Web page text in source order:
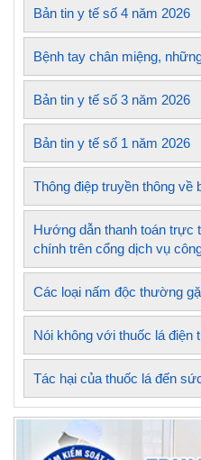
Bản tin y tế số 4 năm 2026
Bệnh tay chân miệng,
Bản tin y tế số 3 năm 2026
Bản tin y tế số 1 năm 2026
Thông điệp truyền thông về
Hướng dẫn thanh toán trực
chính trên cổng dịch vụ
Các loại nấm độc thường
Nói không với thuốc lá điện
Tác hại của thuốc lá đến